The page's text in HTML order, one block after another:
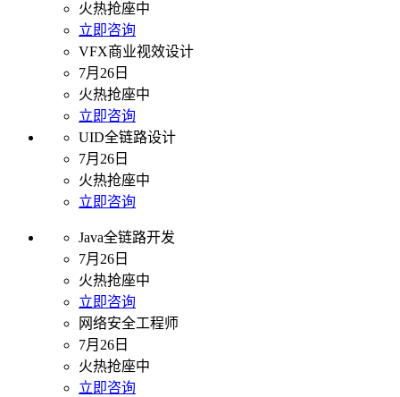
火热抢座中
立即咨询
VFX商业视效设计
7月26日
火热抢座中
立即咨询
UID全链路设计
7月26日
火热抢座中
立即咨询
Java全链路开发
7月26日
火热抢座中
立即咨询
网络安全工程师
7月26日
火热抢座中
立即咨询